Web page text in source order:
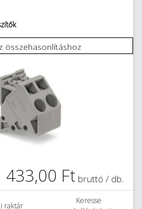
összehasonlításhoz
433,00 Ft bruttó / db.
raktár
Keresse